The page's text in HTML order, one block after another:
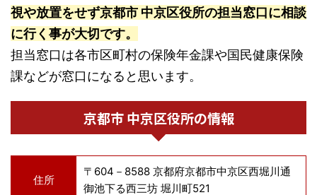
視や放置をせず京都市 中京区役所の担当窓口に相談
に行く事が大切です。
担当窓口は各市区町村の保険年金課や国民健康保険
課などが窓口になると思います。
京都市 中京区役所の情報
住所
〒604－8588 京都府京都市中京区西堀川通
御池下る西三坊 堀川町521